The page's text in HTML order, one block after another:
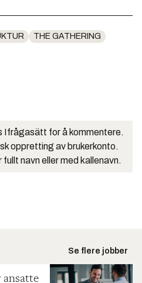
THE GATHERING
Ifrågasätt for å kommentere.
oppretting av brukerkonto.
navn eller med kallenavn.
Se flere jobber
ansatte